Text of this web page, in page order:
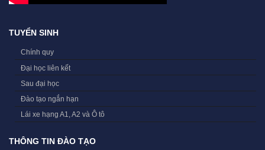
TUYỂN SINH
Chính quy
Đại học liên kết
Sau đại học
Đào tạo ngắn hạn
Lái xe hạng A1, A2 và Ô tô
THÔNG TIN ĐÀO TẠO